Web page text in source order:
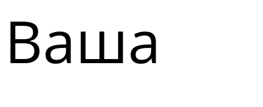
Ваша